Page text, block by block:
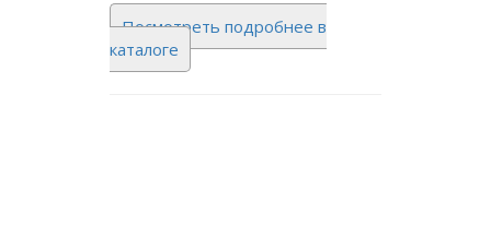
Посмотреть подробнее в
каталоге